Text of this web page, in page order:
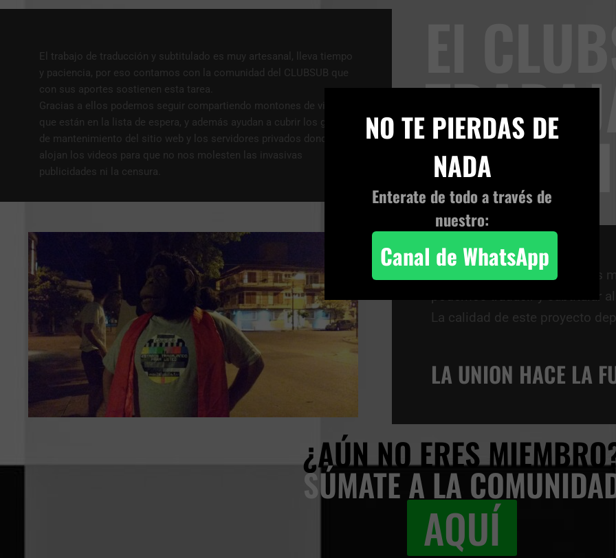
El trabajo de traducción y subtitulado es muy artesanal, lleva tiempo
y paciencia, por eso contamos con la comunidad del CLUBSUB que
con sus aportes sostienen esta tarea.
Gracias a ellos podemos seguir compartiendo montones de videos
que están en la lista de espera, y además ayudan a cubrir los gastos
de mantenimiento del sitio web y los servidores privados donde se
alojan los videos para que no nos molesten las invasivas
publicidades ni la censura.
El
PARA TI
Cuantos más miembros, más
podemos traducir y subtitular
La calidad de este proyecto
LA UNION HACE LA
¿AÚN NO ERES
SÚMATE A LA
AQUÍ
NO TE PIERDAS DE
NADA
Enterate de todo a través de
nuestro:
Canal de WhatsApp